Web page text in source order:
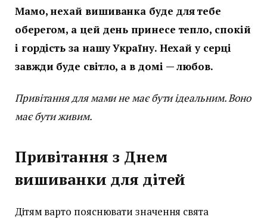
Мамо, нехай вишиванка буде для тебе
оберегом, а цей день принесе тепло, спокій
і гордість за нашу Україну. Нехай у серці
завжди буде світло, а в домі — любов.
Привітання для мами не має бути ідеальним. Воно
має бути живим.
Привітання з Днем
вишиванки для дітей
Дітям варто пояснювати значення свята